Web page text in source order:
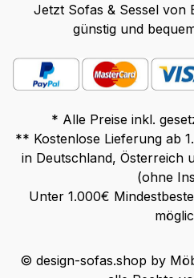
Jetzt Sofas & Sessel von
günstig und
* Alle Preise inkl.
** Kostenlose Lieferung ab
in Deutschland, Österreich
(ohne
Unter 1.000€
© design-sofas.shop by